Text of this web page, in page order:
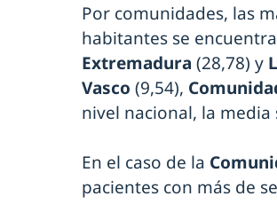
Por comunidades, las
habitantes se
Extremadura (28,78) y
Vasco (9,54),
nivel nacional, la
En el caso de la
pacientes con más de